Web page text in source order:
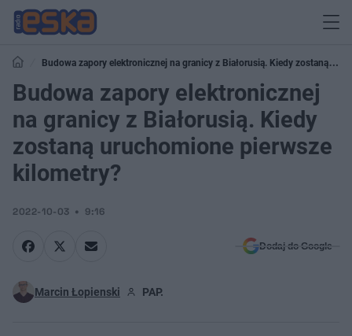
Budowa zapory elektronicznej na granicy z Białorusią. Kiedy zostaną
uruchomione pierwsze kilometry?
Budowa zapory elektronicznej
na granicy z Białorusią. Kiedy
zostaną uruchomione pierwsze
kilometry?
2022-10-03 9:16
Dodaj do Google
Marcin Łopienski PAP.